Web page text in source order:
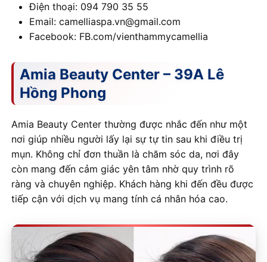
Điện thoại: 094 790 35 55
Email: camelliaspa.vn@gmail.com
Facebook: FB.com/vienthammycamellia
Amia Beauty Center – 39A Lê
Hồng Phong
Amia Beauty Center thường được nhắc đến như một
nơi giúp nhiều người lấy lại sự tự tin sau khi điều trị
mụn. Không chỉ đơn thuần là chăm sóc da, nơi đây
còn mang đến cảm giác yên tâm nhờ quy trình rõ
ràng và chuyên nghiệp. Khách hàng khi đến đều được
tiếp cận với dịch vụ mang tính cá nhân hóa cao.